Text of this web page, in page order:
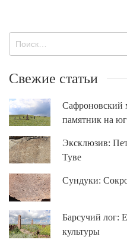
Свежие статьи
Сафроновский
памятник на
Эксклюзив:
Туве
Сундуки:
Барсучий лог:
культуры